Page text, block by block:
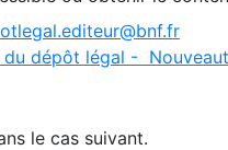
dépôt légal -
le cas suivant.